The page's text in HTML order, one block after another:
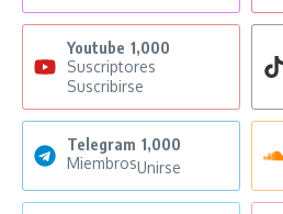
Youtube 1,000
Suscriptores
Suscribirse
Telegram 1,000
MiembrosUnirse